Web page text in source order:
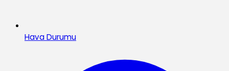
Hava Durumu